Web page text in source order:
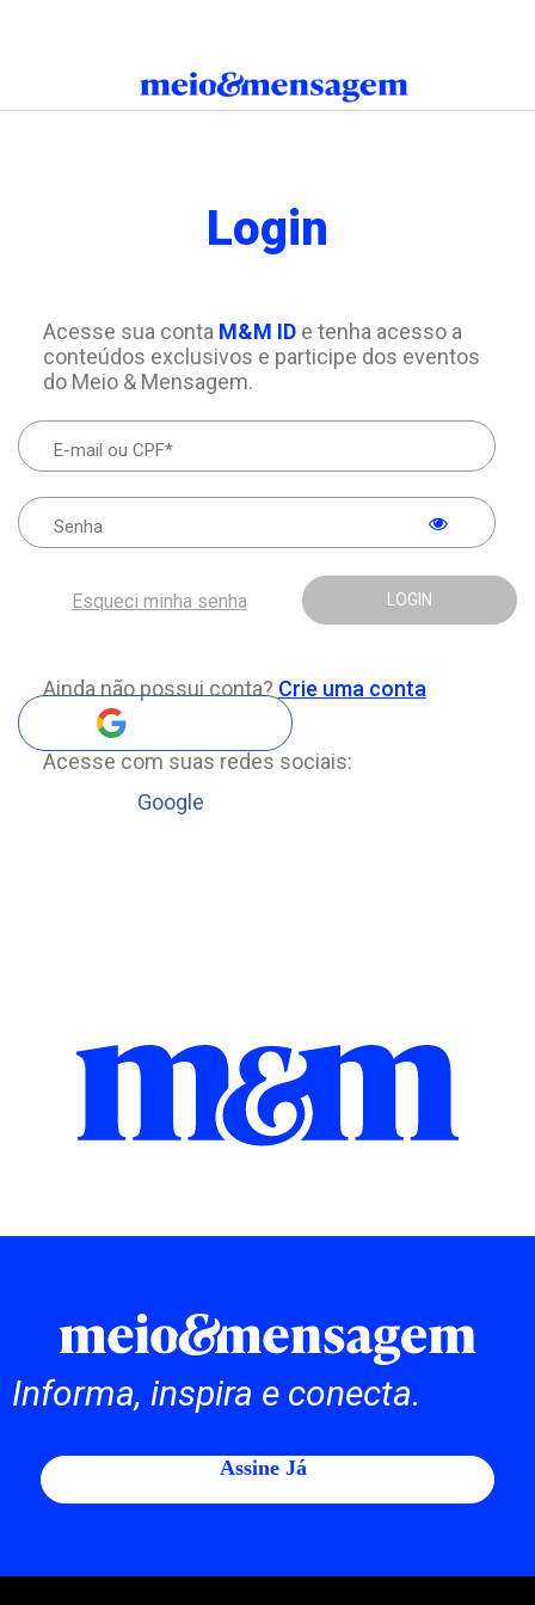
Login
Acesse sua conta M&M IDe tenha acesso a
conteúdos exclusivos e participe dos eventos
do Meio & Mensagem.
LOGIN
Esqueci minha senha
Ainda não possui conta? Crie uma conta
Acesse com suas redes sociais:
Google
Informa, inspira e conecta.
Assine Já